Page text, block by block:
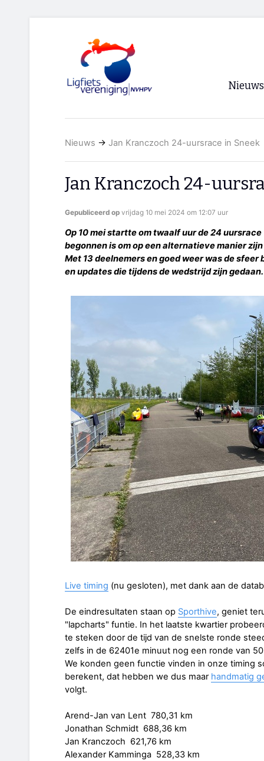
Nieuws
Nieuws → Jan Kranczoch 24-uursrace in Sneek
Jan Kranczoch 24-
Gepubliceerd op vrijdag 10 mei 2024 om 12:07 uur
Op 10 mei startte om twaalf uur de 24
begonnen is om op een alternatieve manier
Met 13 deelnemers en goed weer was de
en updates die tijdens de wedstrijd zijn gedaan.
Live timing (nu gesloten), met dank aan de
De eindresultaten staan op Sporthive, geniet
"lapcharts" funtie. In het laatste kwartier
te steken door de tijd van de snelste ronde
zelfs in de 62401e minuut nog een ronde van
We konden geen functie vinden in onze timing
berekent, dat hebben we dus maar handmatig
volgt.
Arend-Jan van Lent 780,31 km
Jonathan Schmidt 688,36 km
Jan Kranczoch 621,76 km
Alexander Kamminga 528,33 km